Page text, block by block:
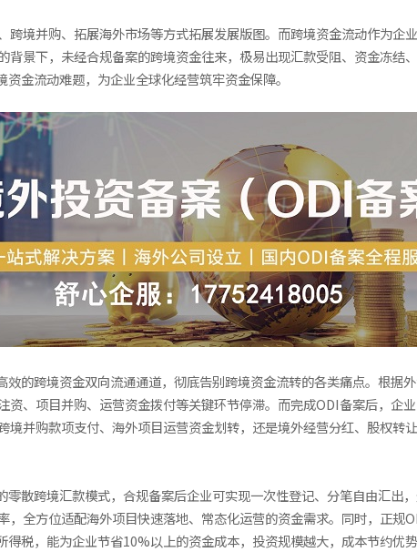
境并购、拓展海外市场等方式拓展发展版图。而跨境资金流动作为企
景下，未经合规备案的跨境资金往来，极易出现汇款受阻、资金冻结
金流动难题，为企业全球化经营筑牢资金保障。
的跨境资金双向流通通道，彻底告别跨境资金流转的各类痛点。根据
、项目并购、运营资金拨付等关键环节停滞。而完成ODI备案后，企
并购款项支付、海外项目运营资金划转，还是境外经营分红、股权转
散跨境汇款模式，合规备案后企业可实现一次性登记、分笔自由汇出
全方位适配海外项目快速落地、常态化运营的资金需求。同时，正
税，能为企业节省10%以上的资金成本，投资规模越大，成本节约优